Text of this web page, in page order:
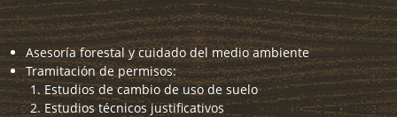
Asesoría forestal y cuidado del medio ambiente
Tramitación de permisos:
Estudios de cambio de uso de suelo
Estudios técnicos justificativos